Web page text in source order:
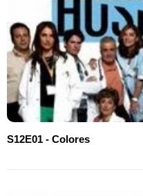
S12E01 - Colores